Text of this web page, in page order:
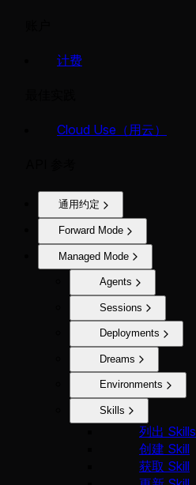
计费
Cloud Use（用云）
通用约定
Forward Mode
Managed Mode
Agents
Sessions
Deployments
Dreams
Environments
Skills
列出 Skills
创建 Skill
获取 Skill